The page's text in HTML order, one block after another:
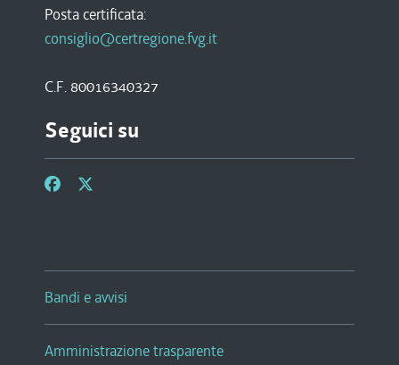
Posta certificata:
consiglio@certregione.fvg.it
C.F. 80016340327
Seguici su
Bandi e avvisi
Amministrazione trasparente